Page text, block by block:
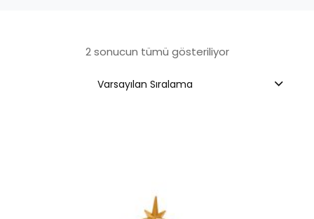
2 sonucun tümü gösteriliyor
Varsayılan Sıralama